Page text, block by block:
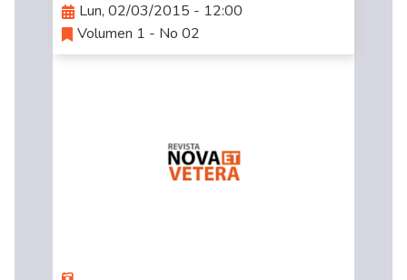
Lun, 02/03/2015 - 12:00
Volumen 1 - No 02